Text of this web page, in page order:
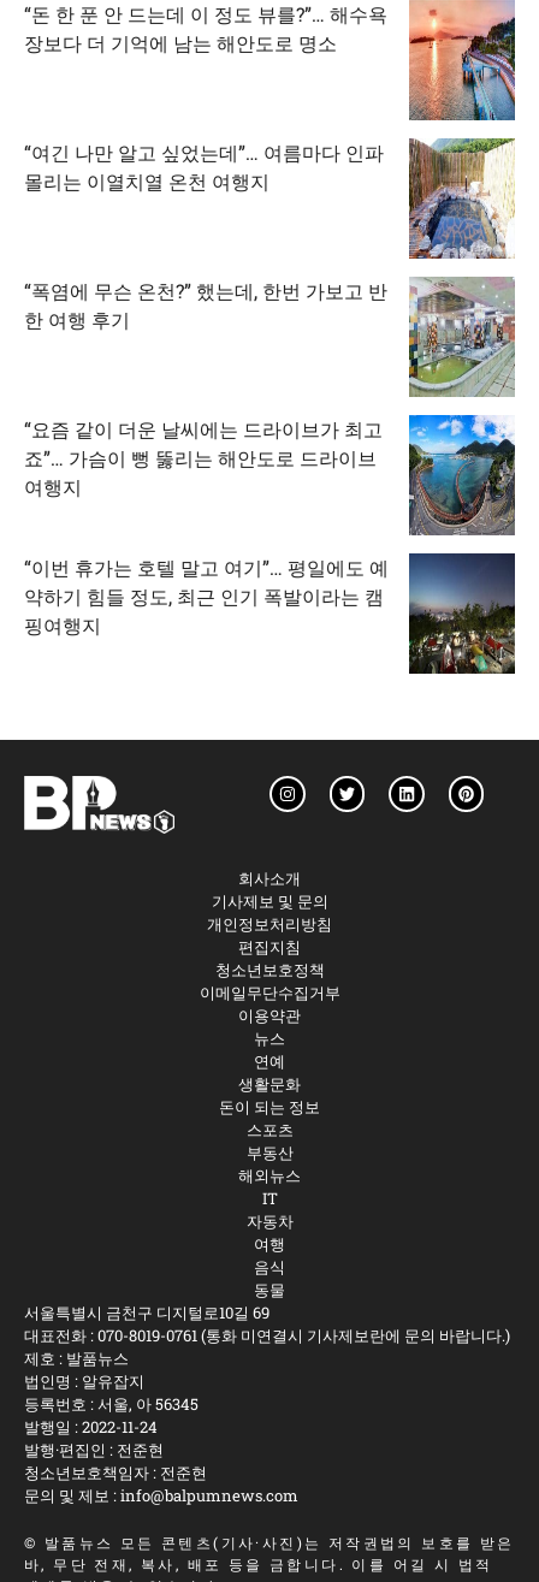
“돈 한 푼 안 드는데 이 정도 뷰를?”… 해수욕
장보다 더 기억에 남는 해안도로 명소
“여긴 나만 알고 싶었는데”… 여름마다 인파
몰리는 이열치열 온천 여행지
“폭염에 무슨 온천?” 했는데, 한번 가보고 반
한 여행 후기
“요즘 같이 더운 날씨에는 드라이브가 최고
죠”… 가슴이 뻥 뚫리는 해안도로 드라이브
여행지
“이번 휴가는 호텔 말고 여기”… 평일에도 예
약하기 힘들 정도, 최근 인기 폭발이라는 캠
핑여행지
회사소개
기사제보 및 문의
개인정보처리방침
편집지침
청소년보호정책
이메일무단수집거부
이용약관
뉴스
연예
생활문화
돈이 되는 정보
스포츠
부동산
해외뉴스
IT
자동차
여행
음식
동물
서울특별시 금천구 디지털로10길 69
대표전화 :070-8019-0761(통화 미연결시 기사제보란에 문의 바랍니다.)
제호 : 발품뉴스
법인명 : 알유잡지
등록번호 : 서울, 아 56345
발행일 : 2022-11-24
발행·편집인 : 전준현
청소년보호책임자 : 전준현
문의 및 제보 :info@balpumnews.com
© 발품뉴스
모든 콘텐츠(기사·사진)는 저작권법의 보호를 받은
바, 무단 전재, 복사, 배포 등을 금합니다. 이를 어길 시 법적